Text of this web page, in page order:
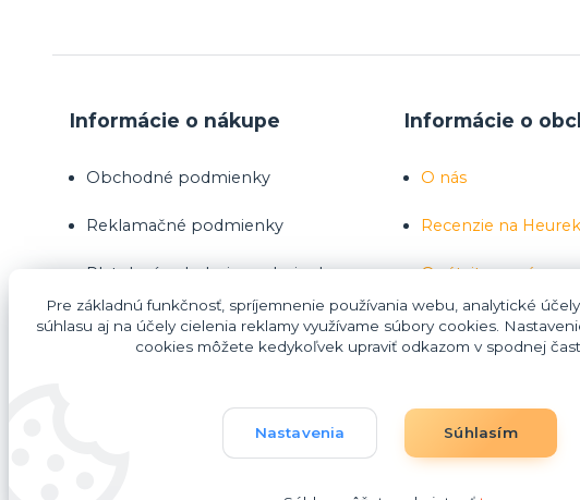
Informácie o nákupe
Obchodné podmienky
Reklamačné podmienky
Platobné a dodacie podmienky
Ako nakupovať
Informácie o
O nás
Recenzie na
Opýtajte sa nás
Pre základnú funkčnosť, spríjemnenie používania webu, analytické
súhlasu aj na účely cielenia reklamy využívame súbory cookies.
cookies môžete kedykoľvek upraviť odkazom v spodnej
Nastavenia Súhlasím